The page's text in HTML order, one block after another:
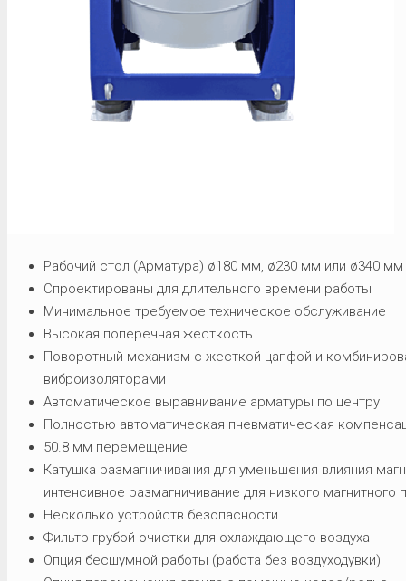
Рабочий стол (Арматура) ø180 мм, ø230 мм или ø340 мм
Спроектированы для длительного времени работы
Минимальное требуемое техническое обслуживание
Высокая поперечная жесткость
Поворотный механизм с жесткой цапфой и
виброизоляторами
Автоматическое выравнивание арматуры по центру
Полностью автоматическая пневматическая
50.8 мм перемещение
Катушка размагничивания для уменьшения влияния
интенсивное размагничивание для низкого магнитного
Несколько устройств безопасности
Фильтр грубой очистки для охлаждающего воздуха
Опция бесшумной работы (работа без воздуходувки)